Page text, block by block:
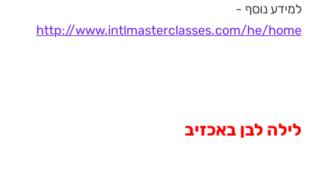
למידע נוסף -
http://www.intlmasterclasses.com/he/home
לילה לבן באכזיב